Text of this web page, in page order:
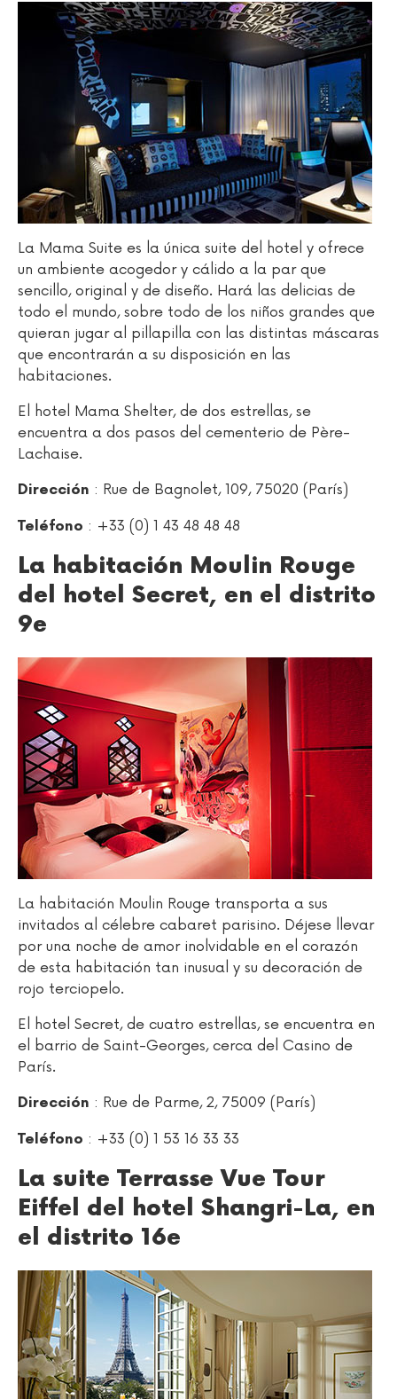
La Mama Suite es la única suite del hotel y ofrece
un ambiente acogedor y cálido a la par que
sencillo, original y de diseño. Hará las delicias de
todo el mundo, sobre todo de los niños grandes que
quieran jugar al pillapilla con las distintas máscaras
que encontrarán a su disposición en las
habitaciones.
El hotel Mama Shelter, de dos estrellas, se
encuentra a dos pasos del cementerio de Père-
Lachaise.
Dirección : Rue de Bagnolet, 109, 75020 (París)
Teléfono : +33 (0) 1 43 48 48 48
La habitación Moulin Rouge
del hotel Secret, en el distrito
9e
La habitación Moulin Rouge transporta a sus
invitados al célebre cabaret parisino. Déjese llevar
por una noche de amor inolvidable en el corazón
de esta habitación tan inusual y su decoración de
rojo terciopelo.
El hotel Secret, de cuatro estrellas, se encuentra en
el barrio de Saint-Georges, cerca del Casino de
París.
Dirección : Rue de Parme, 2, 75009 (París)
Teléfono : +33 (0) 1 53 16 33 33
La suite Terrasse Vue Tour
Eiffel del hotel Shangri-La, en
el distrito 16e